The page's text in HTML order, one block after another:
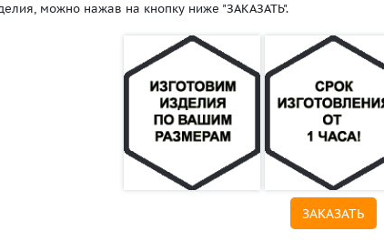
можно нажав на кнопку ниже "ЗАКАЗАТЬ".
ЗАКАЗАТЬ